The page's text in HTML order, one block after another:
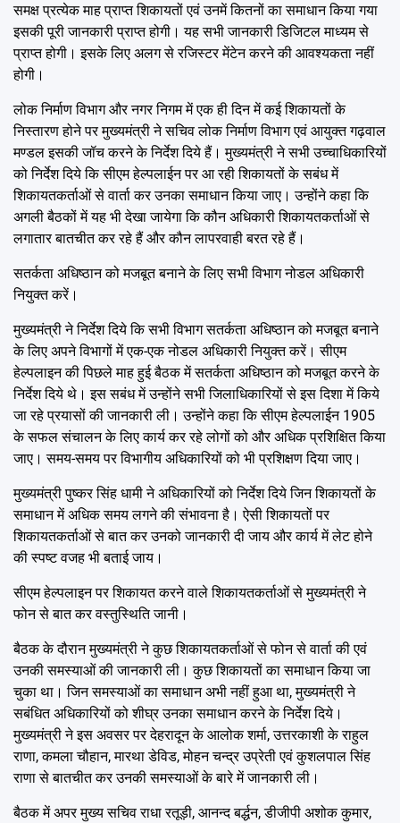
समक्ष प्रत्येक माह प्राप्त शिकायतों एवं उनमें कितनों का समाधान किया गया
इसकी पूरी जानकारी प्राप्त होगी। यह सभी जानकारी डिजिटल माध्यम से
प्राप्त होगी। इसके लिए अलग से रजिस्टर मेंटेन करने की आवश्यकता नहीं
होगी।
लोक निर्माण विभाग और नगर निगम में एक ही दिन में कई शिकायतों के
निस्तारण होने पर मुख्यमंत्री ने सचिव लोक निर्माण विभाग एवं आयुक्त गढ़वाल
मण्डल इसकी जॉच करने के निर्देश दिये हैं। मुख्यमंत्री ने सभी उच्चाधिकारियों
को निर्देश दिये कि सीएम हेल्पलाईन पर आ रही शिकायतों के सबंध में
शिकायतकर्ताओं से वार्ता कर उनका समाधान किया जाए। उन्होंने कहा कि
अगली बैठकों में यह भी देखा जायेगा कि कौन अधिकारी शिकायतकर्ताओं से
लगातार बातचीत कर रहे हैं और कौन लापरवाही बरत रहे हैं।
सतर्कता अधिष्ठान को मजबूत बनाने के लिए सभी विभाग नोडल अधिकारी
नियुक्त करें।
मुख्यमंत्री ने निर्देश दिये कि सभी विभाग सतर्कता अधिष्ठान को मजबूत बनाने
के लिए अपने विभागों में एक-एक नोडल अधिकारी नियुक्त करें। सीएम
हेल्पलाइन की पिछले माह हुई बैठक में सतर्कता अधिष्ठान को मजबूत करने के
निर्देश दिये थे। इस सबंध में उन्होंने सभी जिलाधिकारियों से इस दिशा में किये
जा रहे प्रयासों की जानकारी ली। उन्होंने कहा कि सीएम हेल्पलाईन 1905
के सफल संचालन के लिए कार्य कर रहे लोगों को और अधिक प्रशिक्षित किया
जाए। समय-समय पर विभागीय अधिकारियों को भी प्रशिक्षण दिया जाए।
मुख्यमंत्री पुष्कर सिंह धामी ने अधिकारियों को निर्देश दिये जिन शिकायतों के
समाधान में अधिक समय लगने की संभावना है। ऐसी शिकायतों पर
शिकायतकर्ताओं से बात कर उनको जानकारी दी जाय और कार्य में लेट होने
की स्पष्ट वजह भी बताई जाय।
सीएम हेल्पलाइन पर शिकायत करने वाले शिकायतकर्ताओं से मुख्यमंत्री ने
फोन से बात कर वस्तुस्थिति जानी।
बैठक के दौरान मुख्यमंत्री ने कुछ शिकायतकर्ताओं से फोन से वार्ता की एवं
उनकी समस्याओं की जानकारी ली। कुछ शिकायतों का समाधान किया जा
चुका था। जिन समस्याओं का समाधान अभी नहीं हुआ था, मुख्यमंत्री ने
सबंधित अधिकारियों को शीघ्र उनका समाधान करने के निर्देश दिये।
मुख्यमंत्री ने इस अवसर पर देहरादून के आलोक शर्मा, उत्तरकाशी के राहुल
राणा, कमला चौहान, मारथा डेविड, मोहन चन्द्र उप्रेती एवं कुशलपाल सिंह
राणा से बातचीत कर उनकी समस्याओं के बारे में जानकारी ली।
बैठक में अपर मुख्य सचिव राधा रतूड़ी, आनन्द बर्द्धन, डीजीपी अशोक कुमार,